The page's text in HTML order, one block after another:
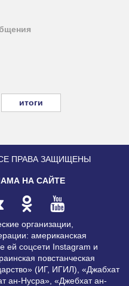
итоги
ПРАВА ЗАЩИЩЕНЫ
НА САЙТЕ
организации,
американская
ей соцсети Instagram и
повстанческая
(ИГ, ИГИЛ), «Джабхат
ан-Нусра», «Джебхат ан-